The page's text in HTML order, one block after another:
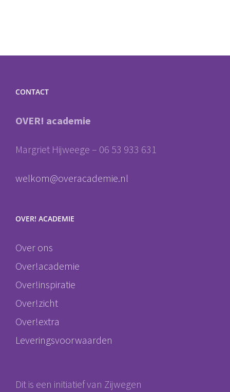
CONTACT
OVER! academie
Margriet Hijweege – 06 53 933 631
welkom@overacademie.nl
OVER! ACADEMIE
Over ons
Over!academie
Over!inspiratie
Over!zicht
Over!extra
Leveringsvoorwaarden
Dit is een initiatief van Zijwegen